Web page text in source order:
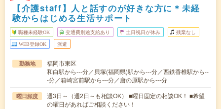
【介護staff】人と話すのが好きな方に＊未経
験からはじめる生活サポート
職種未経験OK 交通費別途支給あり 土日祝日が休み 残業なし
WEB登録OK 派遣
勤務地
福岡市東区
和白駅から---分／貝塚(福岡県)駅から---分／西鉄香椎駅から--
-分／箱崎宮前駅から---分／唐の原駅から---分
曜日頻度
週3日～（週2日～も相談OK） ■曜日固定の相談OK！ ■希望
の曜日があればご相談ください！